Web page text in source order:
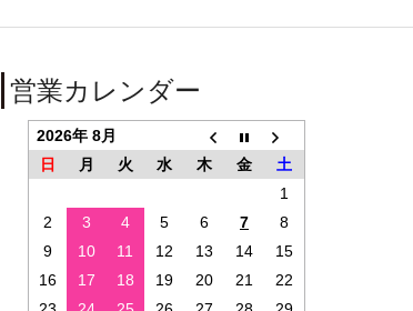
営業カレンダー
2026年 8月
日
月 火 水 木 金
土
1
2
3 4 5 6 7
8
9
10 11 12 13 14
15
16
17 18 19 20 21
22